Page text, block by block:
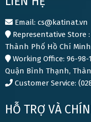
Email: cs@katinat.vn
Representative Store :
Thành Phố Hồ Chí Minh
Working Office: 96-
Quận Bình Thạnh,
Customer Service:
HỖ TRỢ VÀ